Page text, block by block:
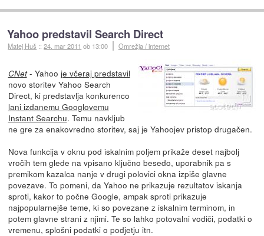
Yahoo predstavil Search Direct
Matej Huš ::24. mar 2011 ob 13:00 Omrežja / internet
CNet- Yahoo je včeraj predstavil
novo storitev Yahoo Search
Direct, ki predstavlja konkurenco
lani izdanemu Googlovemu
Instant Searchu. Temu navkljub
ne gre za enakovredno storitev, saj je Yahoojev pristop drugačen.
Nova funkcija v oknu pod iskalnim poljem prikaže deset najbolj
vročih tem glede na vpisano ključno besedo, uporabnik pa s
premikom kazalca nanje v drugi polovici okna izpiše glavne
povezave. To pomeni, da Yahoo ne prikazuje rezultatov iskanja
sproti, kakor to počne Google, ampak sproti prikazuje
najpopularnejše teme, ki so povezane z iskalnim terminom, in
potem glavne strani z njimi. Te so lahko potovalni vodiči, podatki o
vremenu, splošni podatki o podjetju itn.